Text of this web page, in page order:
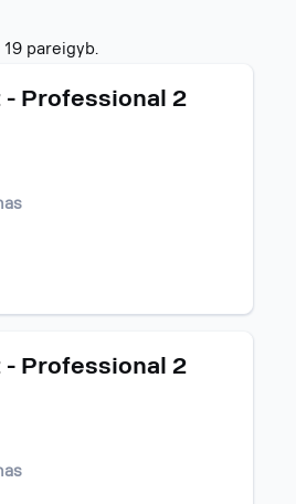
19 pareigyb.
pagal
Norėdami
prie
pareigybių
Professional 2
Professional 2